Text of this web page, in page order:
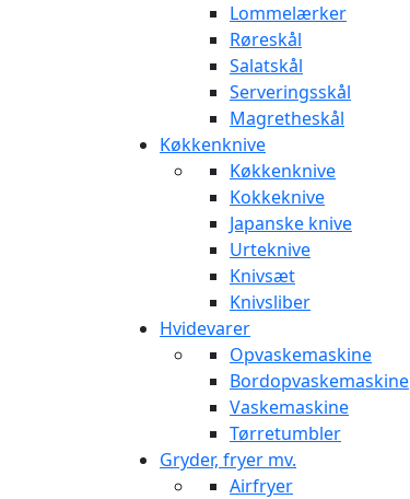
Lommelærker
Røreskål
Salatskål
Serveringsskål
Magretheskål
Køkkenknive
Køkkenknive
Kokkeknive
Japanske knive
Urteknive
Knivsæt
Knivsliber
Hvidevarer
Opvaskemaskine
Bordopvaskemaskine
Vaskemaskine
Tørretumbler
Gryder, fryer mv.
Airfryer